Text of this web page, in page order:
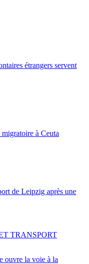
étrangers servent
à Ceuta
de Leipzig après une
ouvre la voie à la
TRANSPORT